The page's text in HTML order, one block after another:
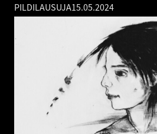
PILDILAUSUJA15.05.2024